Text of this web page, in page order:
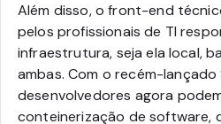
Além disso, o front-end
pelos profissionais de TI
infraestrutura, seja ela local,
ambas. Com o recém-lançado
desenvolvedores agora
conteinerização de software,